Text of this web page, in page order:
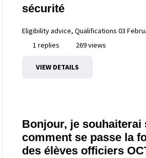
sécurité
Eligibility advice, Qualifications 03
1 replies
269 views
VIEW DETAILS
Bonjour, je souhaiterai
comment se passe la
des élèves officiers